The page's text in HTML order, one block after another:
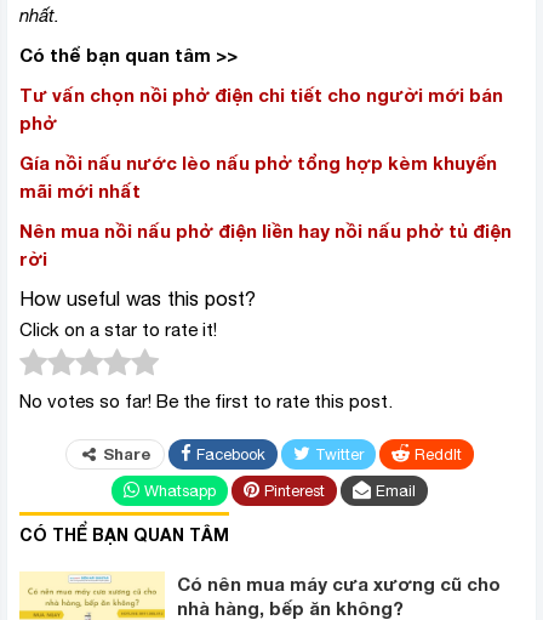
nhất.
Có thể bạn quan tâm >>
Tư vấn chọn nồi phở điện chi tiết cho người mới bán
phở
Gía nồi nấu nước lèo nấu phở tổng hợp kèm khuyến
mãi mới nhất
Nên mua nồi nấu phở điện liền hay nồi nấu phở tủ điện
rời
How useful was this post?
Click on a star to rate it!
No votes so far! Be the first to rate this post.
Share Facebook Twitter
ReddIt
Whatsapp
Pinterest Email
CÓ THỂ BẠN QUAN TÂM
Có nên mua máy cưa xương cũ cho
nhà hàng, bếp ăn không?